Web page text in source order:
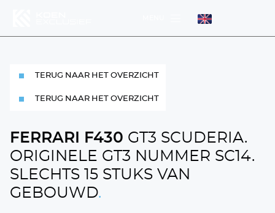
MENU
MENU
DIENSTEN WERKPLAATS
TERUG NAAR HET OVERZICHT
TERUG NAAR HET OVERZICHT
FERRARI F430 GT3 SCUDERIA.
ORIGINELE GT3 NUMMER SC14.
SLECHTS 15 STUKS VAN
GEBOUWD.